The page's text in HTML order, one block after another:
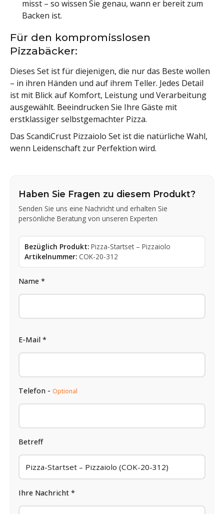
misst – so wissen Sie genau, wann er bereit zum
Backen ist.
Für den kompromisslosen
Pizzabäcker:
Dieses Set ist für diejenigen, die nur das Beste wollen
– in ihren Händen und auf ihrem Teller. Jedes Detail
ist mit Blick auf Komfort, Leistung und Verarbeitung
ausgewählt. Beeindrucken Sie Ihre Gäste mit
erstklassiger selbstgemachter Pizza.
Das ScandiCrust Pizzaiolo Set ist die natürliche Wahl,
wenn Leidenschaft zur Perfektion wird.
Haben Sie Fragen zu diesem Produkt?
Senden Sie uns eine Nachricht und erhalten Sie
persönliche Beratung von unseren Experten
Bezüglich Produkt: Pizza-Startset – Pizzaiolo
Artikelnummer: COK-20-312
Name *
E-Mail *
Telefon - Optional
Betreff
Ihre Nachricht *